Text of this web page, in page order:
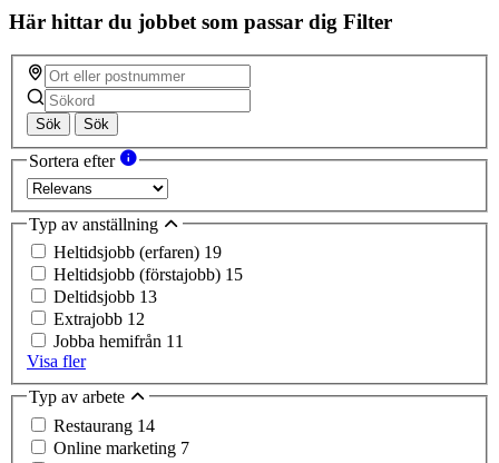
Här hittar du jobbet som passar dig Filter
Sök Sök
Sortera efter
Typ av anställning
Heltidsjobb (erfaren) 19
Heltidsjobb (förstajobb) 15
Deltidsjobb 13
Extrajobb 12
Jobba hemifrån 11
Visa fler
Typ av arbete
Restaurang 14
Online marketing 7